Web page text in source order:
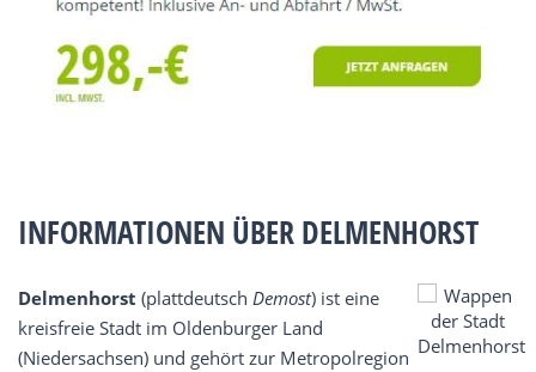
INFORMATIONEN ÜBER DELMENHORST
Delmenhorst (plattdeutsch Demost) ist eine
kreisfreie Stadt im Oldenburger Land
(Niedersachsen) und gehört zur Metropolregion